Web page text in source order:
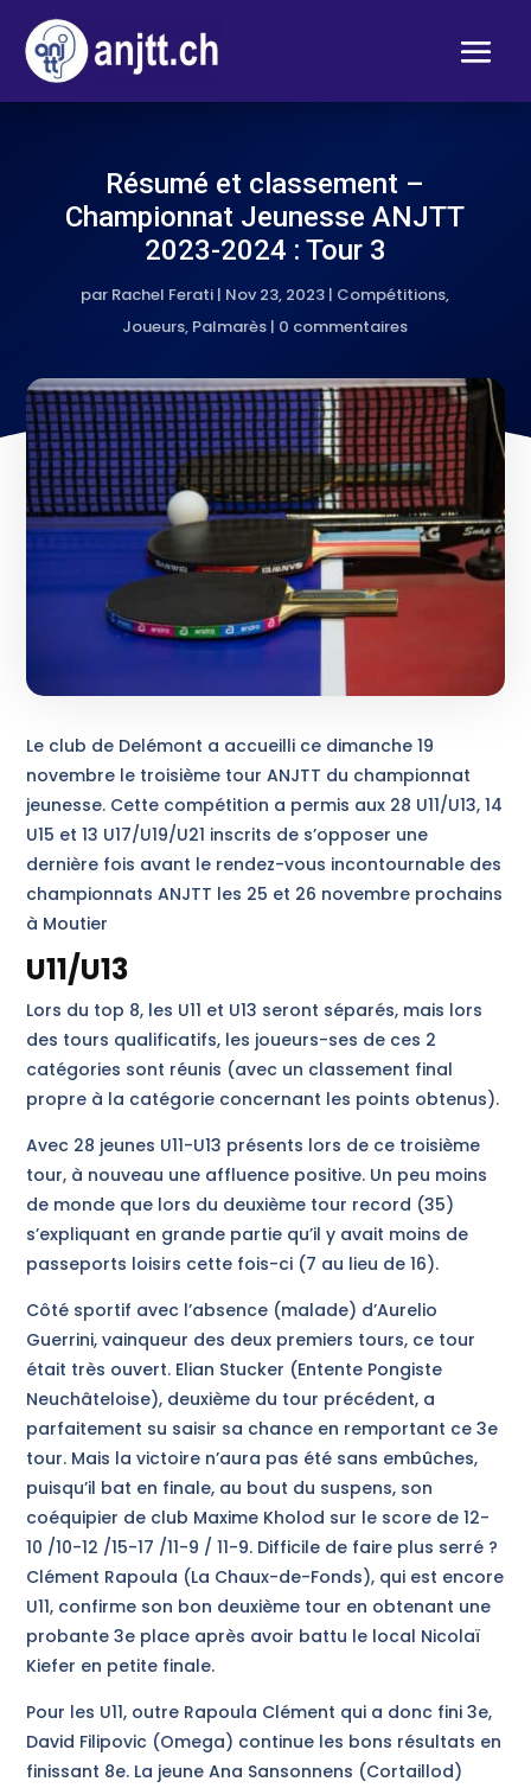
Résumé et classement –
Championnat Jeunesse ANJTT
2023-2024 : Tour 3
par Rachel Ferati | Nov 23, 2023 | Compétitions,
Joueurs, Palmarès | 0 commentaires
Le club de Delémont a accueilli ce dimanche 19
novembre le troisième tour ANJTT du championnat
jeunesse. Cette compétition a permis aux 28 U11/U13, 14
U15 et 13 U17/U19/U21 inscrits de s’opposer une
dernière fois avant le rendez-vous incontournable des
championnats ANJTT les 25 et 26 novembre prochains
à Moutier
U11/U13
Lors du top 8, les U11 et U13 seront séparés, mais lors
des tours qualificatifs, les joueurs-ses de ces 2
catégories sont réunis (avec un classement final
propre à la catégorie concernant les points obtenus).
Avec 28 jeunes U11-U13 présents lors de ce troisième
tour, à nouveau une affluence positive. Un peu moins
de monde que lors du deuxième tour record (35)
s’expliquant en grande partie qu’il y avait moins de
passeports loisirs cette fois-ci (7 au lieu de 16).
Côté sportif avec l’absence (malade) d’Aurelio
Guerrini, vainqueur des deux premiers tours, ce tour
était très ouvert. Elian Stucker (Entente Pongiste
Neuchâteloise), deuxième du tour précédent, a
parfaitement su saisir sa chance en remportant ce 3e
tour. Mais la victoire n’aura pas été sans embûches,
puisqu’il bat en finale, au bout du suspens, son
coéquipier de club Maxime Kholod sur le score de 12-
10 /10-12 /15-17 /11-9 / 11-9. Difficile de faire plus serré ?
Clément Rapoula (La Chaux-de-Fonds), qui est encore
U11, confirme son bon deuxième tour en obtenant une
probante 3e place après avoir battu le local Nicolaï
Kiefer en petite finale.
Pour les U11, outre Rapoula Clément qui a donc fini 3e,
David Filipovic (Omega) continue les bons résultats en
finissant 8e. La jeune Ana Sansonnens (Cortaillod)